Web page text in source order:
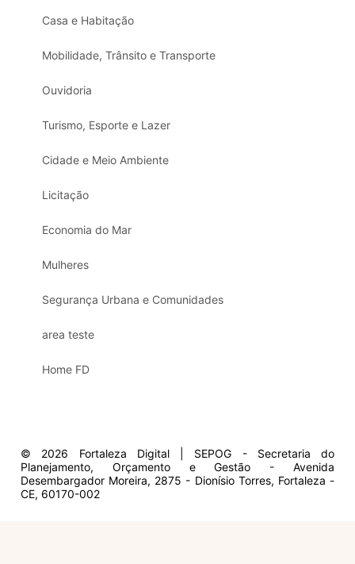
Casa e Habitação
Mobilidade, Trânsito e Transporte
Ouvidoria
Turismo, Esporte e Lazer
Cidade e Meio Ambiente
Licitação
Economia do Mar
Mulheres
Segurança Urbana e Comunidades
area teste
Home FD
© 2026 Fortaleza Digital | SEPOG - Secretaria do
Planejamento, Orçamento e Gestão - Avenida
Desembargador Moreira, 2875 - Dionísio Torres, Fortaleza -
CE, 60170-002